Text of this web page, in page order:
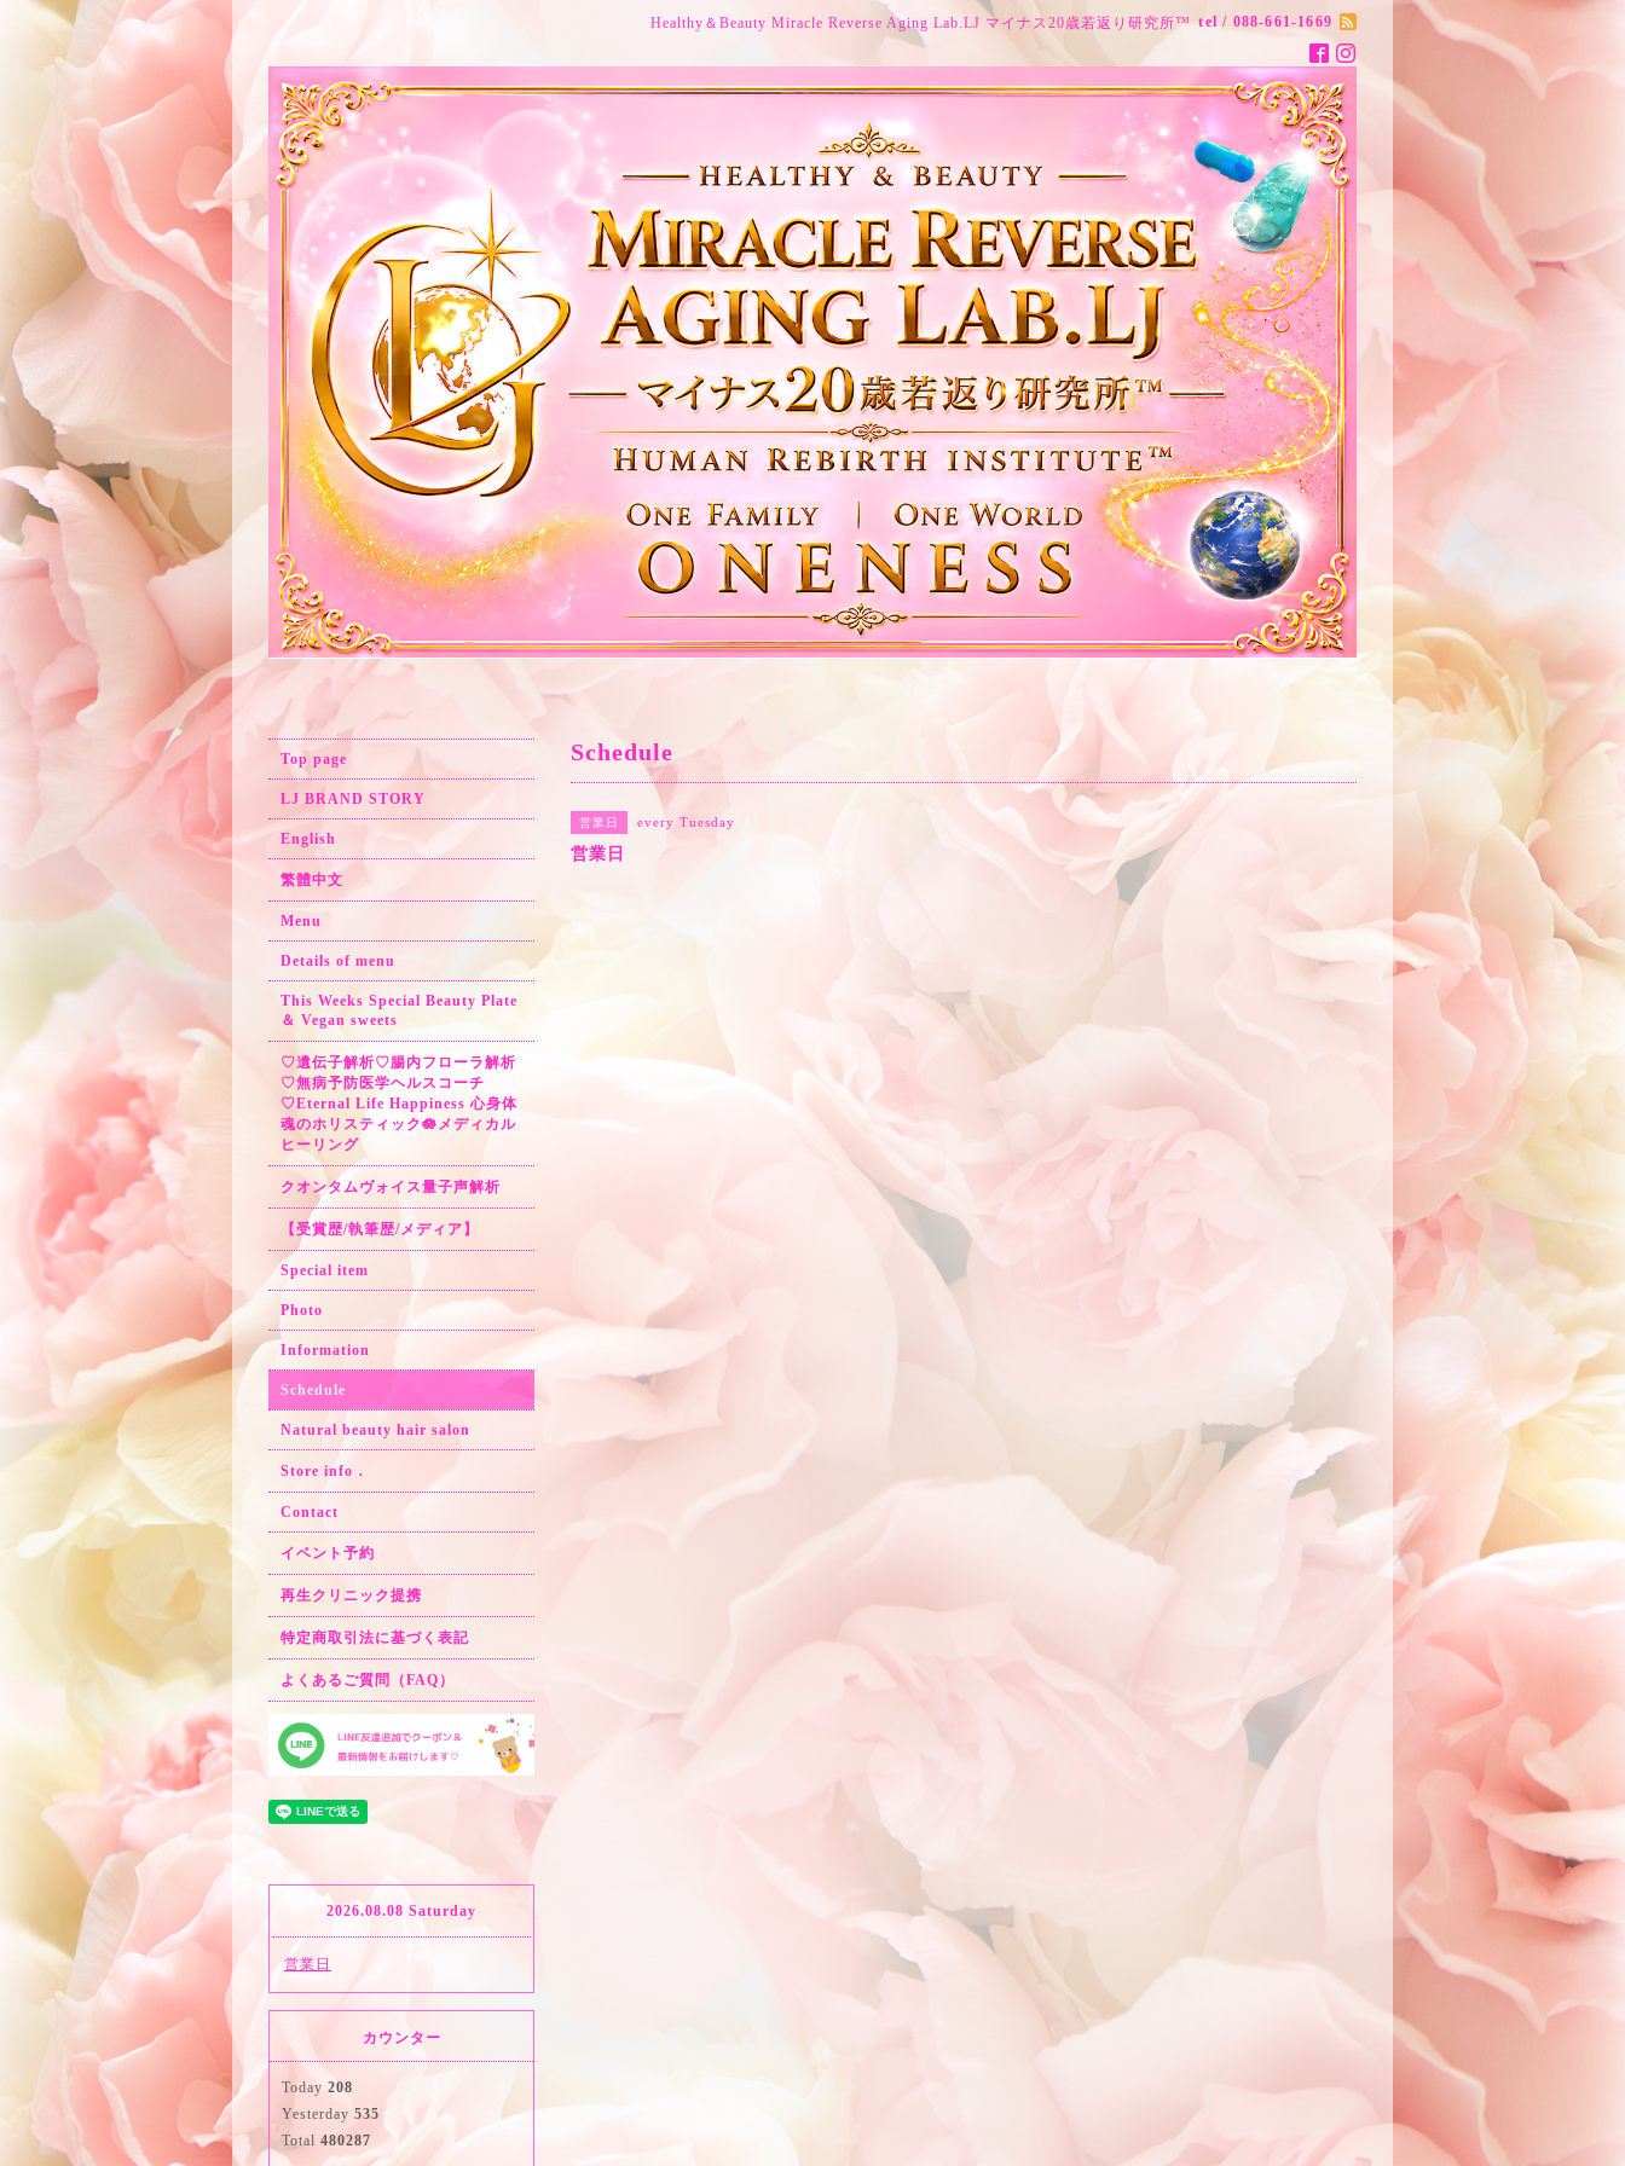
Healthy＆Beauty Miracle Reverse Aging Lab.LJ マイナス20歳若返り研究所™ tel / 088-661-1669
Schedule
営業日 every Tuesday
営業日
Top page
LJ BRAND STORY
English
繁體中文
Menu
Details of menu
This Weeks Special Beauty Plate
＆ Vegan sweets
♡遺伝子解析♡腸内フローラ解析
♡無病予防医学ヘルスコーチ
♡Eternal Life Happiness 心身体
魂のホリスティック🪷メディカル
ヒーリング
クオンタムヴォイス量子声解析
【受賞歴/執筆歴/メディア】
Special item
Photo
Information
Schedule
Natural beauty hair salon
Store info．
Contact
イベント予約
再生クリニック提携
特定商取引法に基づく表記
よくあるご質問（FAQ）
2026.08.08 Saturday
営業日
カウンター
Today 208
Yesterday 535
Total 480287